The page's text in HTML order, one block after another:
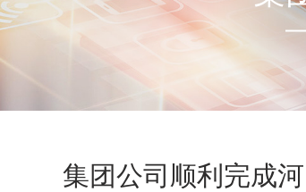
集团公司顺利完成